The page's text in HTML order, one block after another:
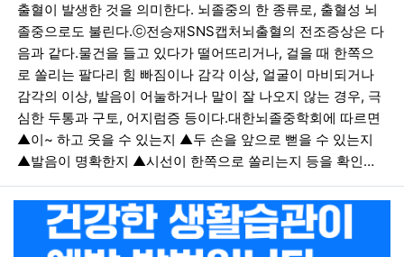
출혈이 발생한 것을 의미한다. 뇌졸중의 한 종류로, 출혈성 뇌
졸중으로도 불린다.ⓒ전승재SNS캡처뇌출혈의 전조증상은 다
음과 같다.물건을 들고 있다가 떨어뜨리거나, 걸을 때 한쪽으
로 쏠리는 팔다리 힘 빠짐이나 감각 이상, 얼굴이 마비되거나
감각의 이상, 발음이 어눌하거나 말이 잘 나오지 않는 경우, 극
심한 두통과 구토, 어지럼증 등이다.대한뇌졸중학회에 따르면
▲이~ 하고 웃을 수 있는지 ▲두 손을 앞으로 뻗을 수 있는지
▲발음이 명확한지 ▲시선이 한쪽으로 쏠리는지 등을 확인…